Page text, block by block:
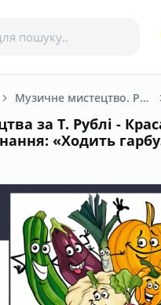
Музичне мистецтво. Рубля Т. Є, Щеглова Т. Л., Мед І. Л. 1 клас. [2018-2022]
за Т. Рублі -
«Ходить